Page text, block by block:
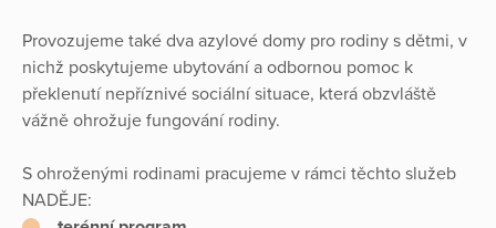
Provozujeme také dva azylové domy pro rodiny s dětmi, v
nichž poskytujeme ubytování a odbornou pomoc k
překlenutí nepříznivé sociální situace, která obzvláště
vážně ohrožuje fungování rodiny.
S ohroženými rodinami pracujeme v rámci těchto služeb
NADĚJE: